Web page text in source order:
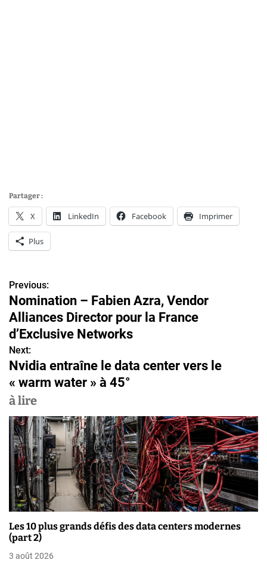
Partager :
X LinkedIn Facebook Imprimer
Plus
N
a
v
i
g
a
t
i
o
n
d
e
Previous:
Nomination – Fabien Azra, Vendor
Alliances Director pour la France
d’Exclusive Networks
Next:
Nvidia entraîne le data center vers le
« warm water » à 45°
à lire
Les 10 plus grands défis des data centers modernes
(part 2)
3 août 2026